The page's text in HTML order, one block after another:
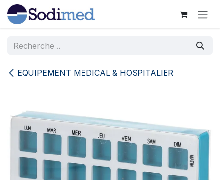
Se rendre au contenu
EQUIPEMENT MEDICAL & HOSPITALIER